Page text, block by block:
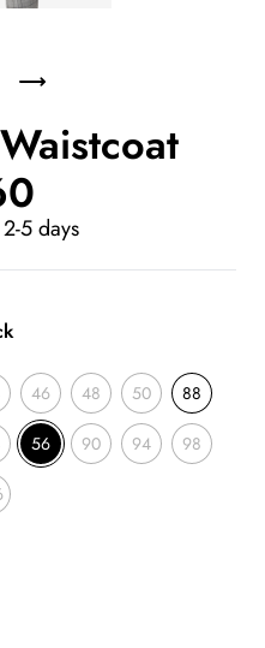
5 days
46 48 50 88
56 90 94 98